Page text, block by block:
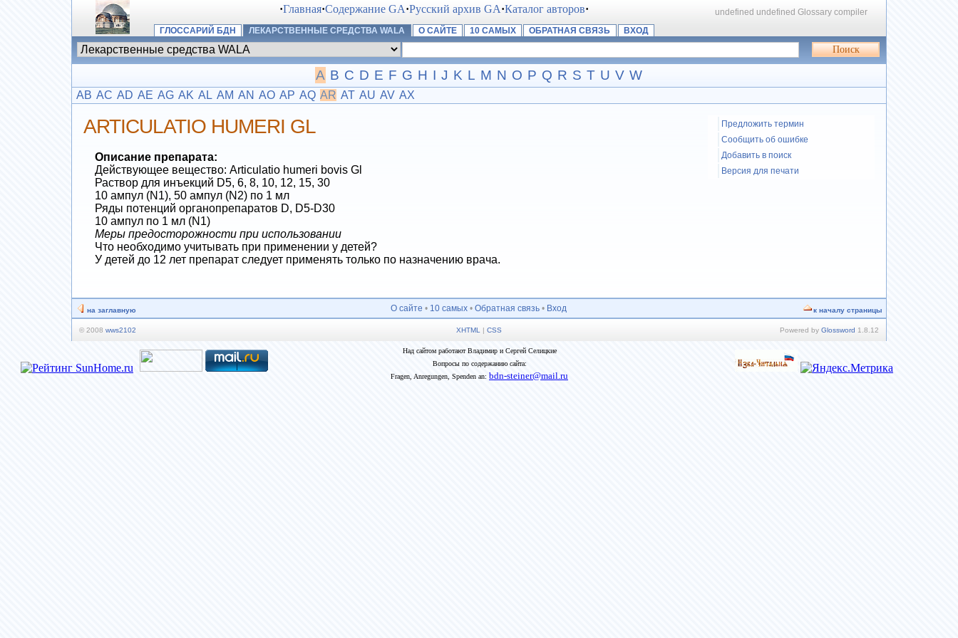
·Главная·Содержание GA·Русский архив GA·Каталог авторов· undefined undefined Glossary compiler
ГЛОССАРИЙ БДН
ЛЕКАРСТВЕННЫЕ СРЕДСТВА WALA О САЙТЕ 10 САМЫХ ОБРАТНАЯ СВЯЗЬ ВХОД
A B C D E F G H I J K L M N O P Q R S T U V W
AB AC AD AE AG AK AL AM AN AO AP AQ AR AT AU AV AX
Предложить термин
Сообщить об ошибке
Добавить в поиск
Версия для печати
ARTICULATIO HUMERI GL
Описание препарата:
Действующее вещество: Articulatio humeri bovis Gl
Раствор для инъекций D5, 6, 8, 10, 12, 15, 30
10 ампул (N1), 50 ампул (N2) по 1 мл
Ряды потенций органопрепаратов D, D5-D30
10 ампул по 1 мл (N1)
Меры предосторожности при использовании
Что необходимо учитывать при применении у детей?
У детей до 12 лет препарат следует применять только по назначению врача.
на заглавную О сайте • 10 самых •Обратная связь • Вход к началу страницы
© 2008 wws2102 XHTML | CSS Powered by Glossword 1.8.12
Над сайтом работают Владимир и Сергей Селицкие
Вопросы по содержанию сайта:
Fragen, Anregungen, Spenden an:bdn-steiner@mail.ru